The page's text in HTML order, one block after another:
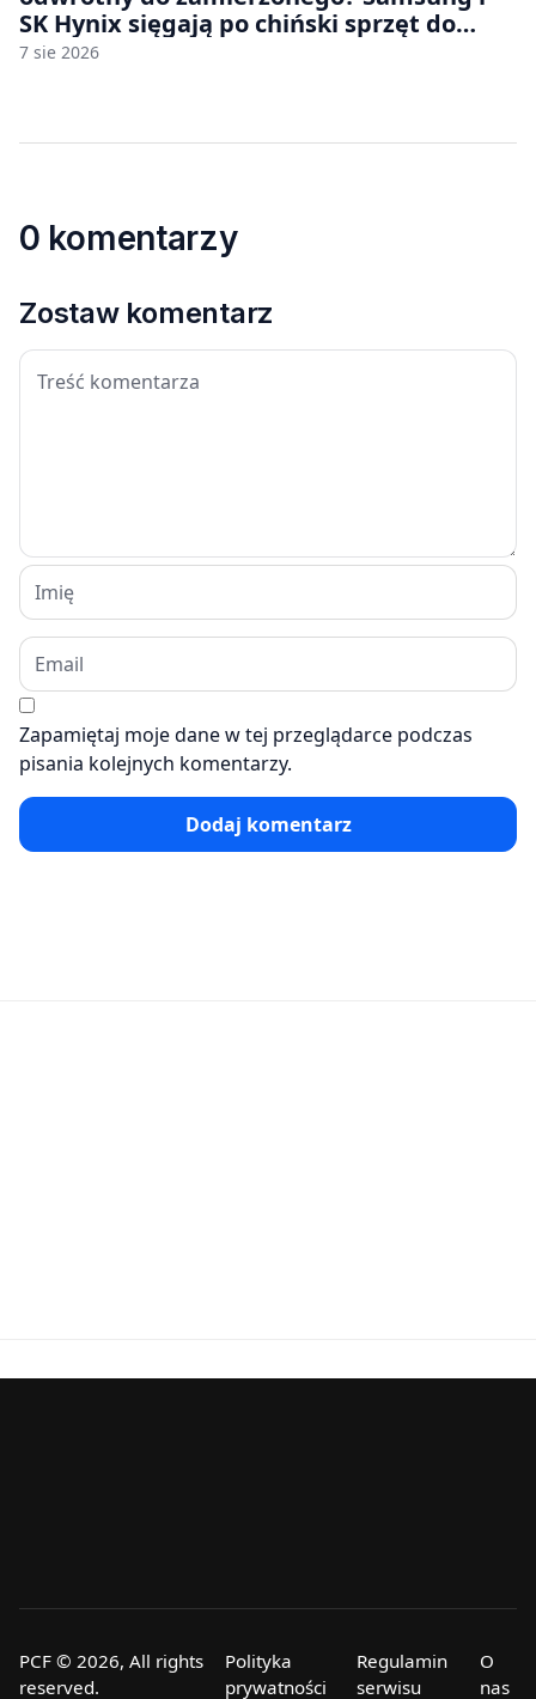
SK Hynix sięgają po chiński sprzęt do
fabryk chipów
7 sie 2026
0 komentarzy
Zostaw komentarz
Zapamiętaj moje dane w tej przeglądarce podczas
pisania kolejnych komentarzy.
Dodaj komentarz
PCF © 2026, All rights
reserved.
Polityka
prywatności
Regulamin
serwisu
O
nas